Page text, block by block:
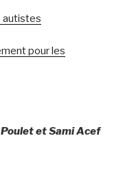
autistes
pour les
etSami Acef